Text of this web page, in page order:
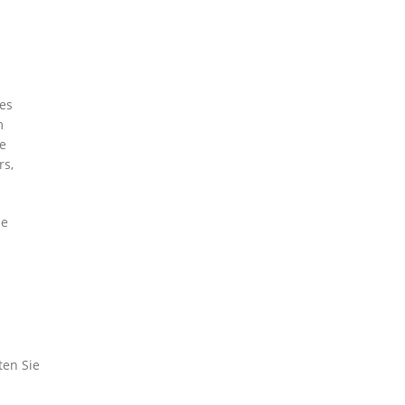
Sie